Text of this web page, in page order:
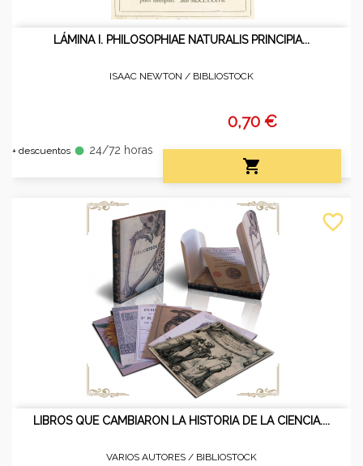
LÁMINA I. PHILOSOPHIAE NATURALIS PRINCIPIA...
ISAAC NEWTON / BIBLIOSTOCK
+ descuentos fiber_manual_record 24/72 horas
0,70 €

LIBROS QUE CAMBIARON LA HISTORIA DE LA CIENCIA....
VARIOS AUTORES / BIBLIOSTOCK
favorite_border